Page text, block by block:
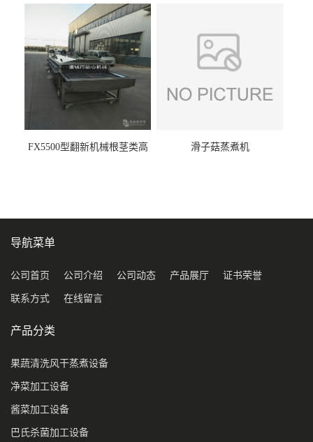
FX5500型翻新机械根茎类高
滑子菇蒸煮机
导航菜单
公司首页 公司介绍 公司动态 产品展厅 证书荣誉
联系方式 在线留言
产品分类
果蔬清洗风干蒸煮设备
净菜加工设备
酱菜加工设备
巴氏杀菌加工设备